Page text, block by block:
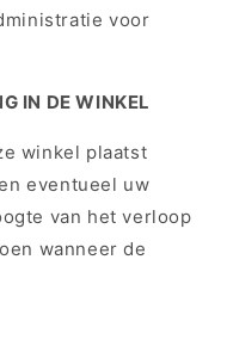
voor
IN DE WINKEL
winkel plaatst
eventueel uw
van het verloop
wanneer de